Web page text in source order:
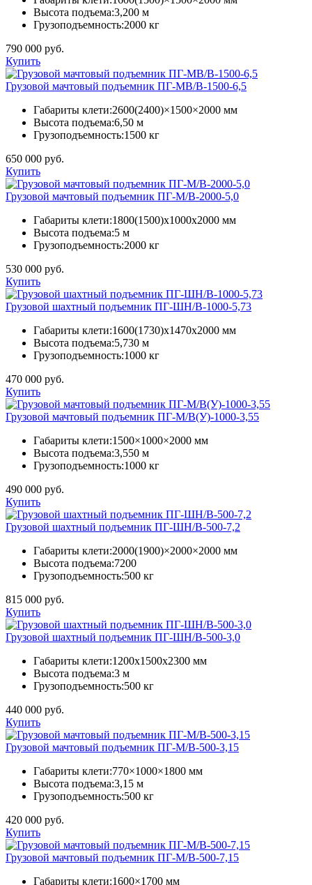
Высота подъема:3,200 м
Грузоподъемность:2000 кг
790 000 руб.
Купить
Грузовой мачтовый подъемник ПГ-МВ/В-1500-6,5
Габариты клети:2600(2400)×1500×2000 мм
Высота подъема:6,50 м
Грузоподъемность:1500 кг
650 000 руб.
Купить
Грузовой мачтовый подъемник ПГ-М/В-2000-5,0
Габариты клети:1800(1500)х1000х2000 мм
Высота подъема:5 м
Грузоподъемность:2000 кг
530 000 руб.
Купить
Грузовой шахтный подъемник ПГ-ШН/В-1000-5,73
Габариты клети:1600(1730)х1470х2000 мм
Высота подъема:5,730 м
Грузоподъемность:1000 кг
470 000 руб.
Купить
Грузовой мачтовый подъемник ПГ-М/В(У)-1000-3,55
Габариты клети:1500×1000×2000 мм
Высота подъема:3,550 м
Грузоподъемность:1000 кг
490 000 руб.
Купить
Грузовой шахтный подъемник ПГ-ШН/В-500-7,2
Габариты клети:2000(1900)×2000×2000 мм
Высота подъема:7200
Грузоподъемность:500 кг
815 000 руб.
Купить
Грузовой шахтный подъемник ПГ-ШН/В-500-3,0
Габариты клети:1200х1500х2300 мм
Высота подъема:3 м
Грузоподъемность:500 кг
440 000 руб.
Купить
Грузовой мачтовый подъемник ПГ-М/В-500-3,15
Габариты клети:770×1000×1800 мм
Высота подъема:3,15 м
Грузоподъемность:500 кг
420 000 руб.
Купить
Грузовой мачтовый подъемник ПГ-М/В-500-7,15
Габариты клети:1600×1700 мм